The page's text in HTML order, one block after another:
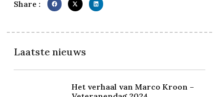
Share :
Laatste nieuws
Het verhaal van Marco Kroon –